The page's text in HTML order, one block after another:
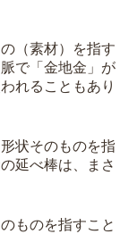
（素材）を指す
で「金地金」が
れることもあり
状そのものを指
延べ棒は、まさ
ものを指すこと